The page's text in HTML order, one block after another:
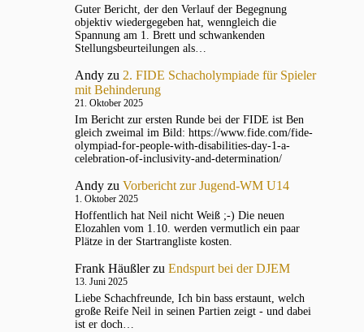
Guter Bericht, der den Verlauf der Begegnung
objektiv wiedergegeben hat, wenngleich die
Spannung am 1. Brett und schwankenden
Stellungsbeurteilungen als…
Andy zu 2. FIDE Schacholympiade für Spieler
mit Behinderung
21. Oktober 2025
Im Bericht zur ersten Runde bei der FIDE ist Ben
gleich zweimal im Bild: https://www.fide.com/fide-
olympiad-for-people-with-disabilities-day-1-a-
celebration-of-inclusivity-and-determination/
Andy zu Vorbericht zur Jugend-WM U14
1. Oktober 2025
Hoffentlich hat Neil nicht Weiß ;-) Die neuen
Elozahlen vom 1.10. werden vermutlich ein paar
Plätze in der Startrangliste kosten.
Frank Häußlerzu Endspurt bei der DJEM
13. Juni 2025
Liebe Schachfreunde, Ich bin bass erstaunt, welch
große Reife Neil in seinen Partien zeigt - und dabei
ist er doch…